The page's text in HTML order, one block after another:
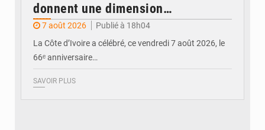
donnent une dimension
internationale au défilé de
Yopougon
7 août 2026
Publié à 18h04
La Côte d’Ivoire a célébré, ce vendredi 7 août 2026, le
66ᵉ anniversaire…
SAVOIR PLUS